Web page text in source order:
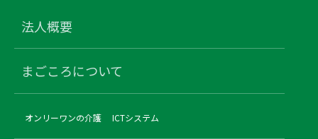
法人概要
まごころについて
オンリーワンの介護 ICTシステム